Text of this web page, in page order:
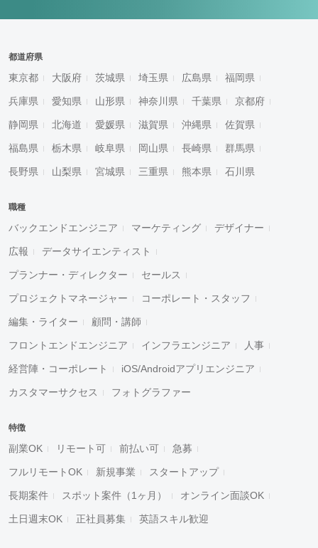
都道府県
東京都 大阪府 茨城県 埼玉県 広島県 福岡県
兵庫県 愛知県 山形県 神奈川県 千葉県 京都府
静岡県 北海道 愛媛県 滋賀県 沖縄県 佐賀県
福島県 栃木県 岐阜県 岡山県 長崎県 群馬県
長野県 山梨県 宮城県 三重県 熊本県 石川県
職種
バックエンドエンジニア マーケティング デザイナー
広報 データサイエンティスト
プランナー・ディレクター セールス
プロジェクトマネージャー コーポレート・スタッフ
編集・ライター 顧問・講師
フロントエンドエンジニア インフラエンジニア 人事
経営陣・コーポレート iOS/Androidアプリエンジニア
カスタマーサクセス フォトグラファー
特徴
副業OK リモート可 前払い可 急募
フルリモートOK 新規事業 スタートアップ
長期案件 スポット案件（1ヶ月） オンライン面談OK
土日週末OK 正社員募集 英語スキル歓迎